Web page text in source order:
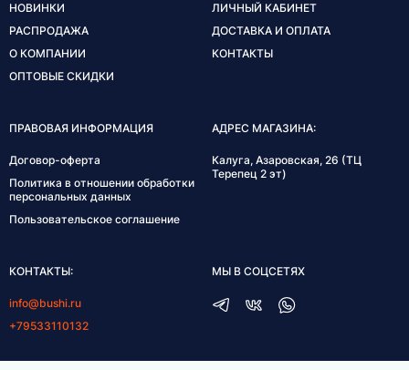
НОВИНКИ
РАСПРОДАЖА
О КОМПАНИИ
ОПТОВЫЕ СКИДКИ
ЛИЧНЫЙ КАБИНЕТ
ДОСТАВКА И ОПЛАТА
КОНТАКТЫ
ПРАВОВАЯ ИНФОРМАЦИЯ
Договор-оферта
Политика в отношении обработки
персональных данных
Пользовательское соглашение
АДРЕС МАГАЗИНА:
Калуга, Азаровская, 26 (ТЦ
Терепец 2 эт)
КОНТАКТЫ:
info@bushi.ru
+79533110132
МЫ В СОЦСЕТЯХ